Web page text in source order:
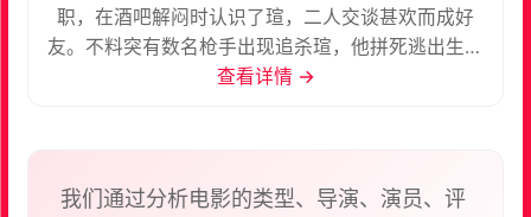
职，在酒吧解闷时认识了瑄，二人交谈甚欢而成好
友。不料突有数名枪手出现追杀瑄，他拼死逃出生天
后坦承自己是黑帮老大，并把女友英交托给隆代为照
查看详情 →
我们通过分析电影的类型、导演、演员、评